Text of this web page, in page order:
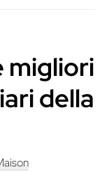
migliori
della